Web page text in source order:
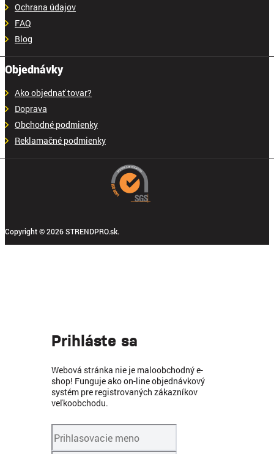
Ochrana údajov
FAQ
Blog
Objednávky
Ako objednať tovar?
Doprava
Obchodné podmienky
Reklamačné podmienky
Copyright © 2026 STRENDPRO.sk.
Prihláste sa
Webová stránka nie je maloobchodný e-
shop! Funguje ako on-line objednávkový
systém pre registrovaných zákazníkov
veľkoobchodu.